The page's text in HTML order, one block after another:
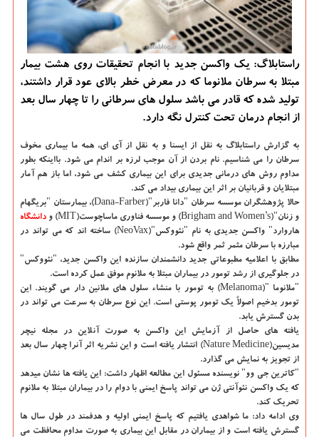
راستابلاگ: یک واکسن جدید با انجام تحقیقات روی هشت بیمار
مبتلا به سرطان ملانوما که در معرض خطر بالای عود قرار داشتند،
تولید شده که قادر می باشد سلول های سرطانی را تا چهار سال بعد
از انجام درمان تحت کنترل نگه دارد.
به گزارش راستابلاگ به نقل از ایسنا و به نقل از آی ای، همه ما بیماری مخوف
سرطان را می شناسیم. نام بردن از آن موجب لرزه بر اندام می شود. بااینکه بطور
مداوم روش های درمانی جدیدی برای این بیماری کشف می شود، اما باز هم آمار
مبتلایان و قربانیان بر اثر این بیماری بیداد می کند.
حالا پژوهشگران موسسه سرطان "دانا فاربر"(Dana-Farber)، بیمارستان "بریگهام
و زنان"(Brigham and Women’s) و موسسه فناوری ماساچوست(MIT) و
دانشگاه‌
هاروارد" واکسن جدیدی به نام "نئووکس"(NeoVax) ساخته اند که می تواند در
مبارزه با سرطان مثمر ثمر واقع شود.
مطابق با اعلامیه مطبوعاتی جدید دانشمندان سازنده این واکسن جدید، "نئووکس"
در جلوگیری از رشد تومور در بیماران مبتلا به ملانوم موفق عمل کرده است.
"ملانوما "(Melanoma) به تومور با منشاء سلول های ملانین دار می گویند. این
تومور بدخیم اصولاً یک تومور پوستی است. این نوع سرطان به سرعت می تواند در
بدن گسترش یابد.
یافته های حاصل از آزمایش این واکسن به صورت آنلاین در مجله نیچر
مدیسین(Nature Medicine) انتشار یافته است و این نشریه اثر آنرا چهار سال بعد
از تجویز به نمایش می گذارد.
"کاترین جی وو" نویسنده مسئول این مطالعه اظهار داشت: این یافته ها نشان میدهد
که یک واکسن نئوآنتی ژن می تواند پاسخ ایمنی با دوام را در بیماران مبتلا به ملانوم
تحریک کند.
وی ادامه داد: ما شواهدی یافتیم که پاسخ ایمنی اولیه و هدفمند در طول سال ها
گسترش یافته است و از بیماران در مقابل این بیماری به صورت مداوم محافظت می